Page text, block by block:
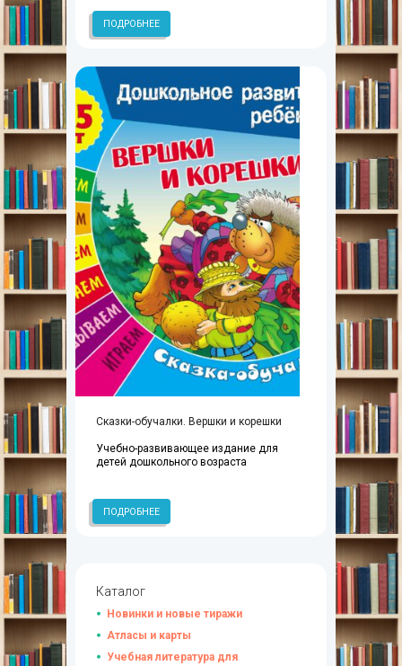
ПОДРОБНЕЕ
Сказки-обучалки. Вершки и корешки
Учебно-развивающее издание для
детей дошкольного возраста
ПОДРОБНЕЕ
Каталог
Новинки и новые тиражи
Атласы и карты
Учебная литература для